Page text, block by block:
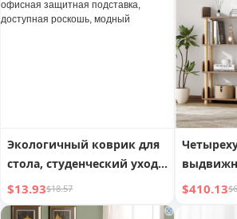
светом, прикроватный
столик
Экологичный коврик для
стола, студенческий уход,
обучающая скатерть,
новинка 2025 года,
$13.93$18.57 $410.13